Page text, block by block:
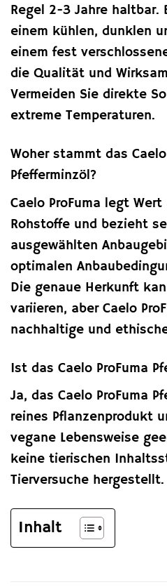
Regel 2-3 Jahre haltbar.
einem kühlen, dunklen
einem fest
die Qualität und
Vermeiden Sie direkte
extreme Temperaturen.
Woher stammt das Caelo
Pfefferminzöl?
Caelo ProFuma legt
Rohstoffe und bezieht
ausgewählten
optimalen
Die genaue Herkunft
variieren, aber Caelo
nachhaltige und
Ist das Caelo ProFuma
Ja, das Caelo ProFuma
reines Pflanzenprodukt
vegane Lebensweise
keine tierischen
Tierversuche hergestellt.
Inhalt